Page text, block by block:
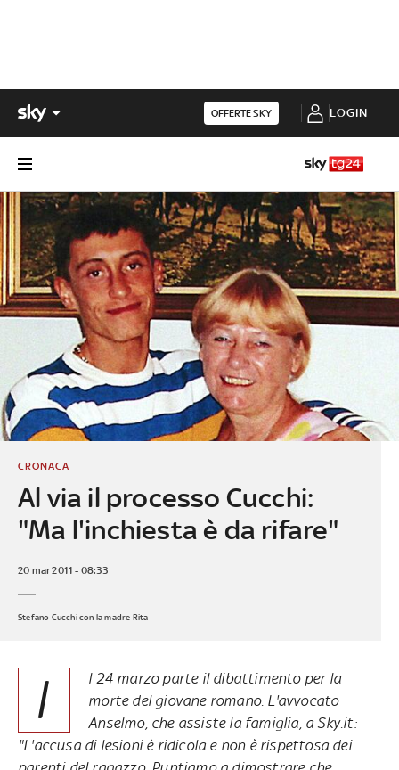
OFFERTE SKY LOGIN
Al via il processo Cucchi:
"Ma l'inchiesta è da rifare"
CRONACA
20 mar 2011 - 08:33
Stefano Cucchi con la madre Rita
I
l 24 marzo parte il dibattimento per la
morte del giovane romano. L'avvocato
Anselmo, che assiste la famiglia, a Sky.it:
"L'accusa di lesioni è ridicola e non è rispettosa dei